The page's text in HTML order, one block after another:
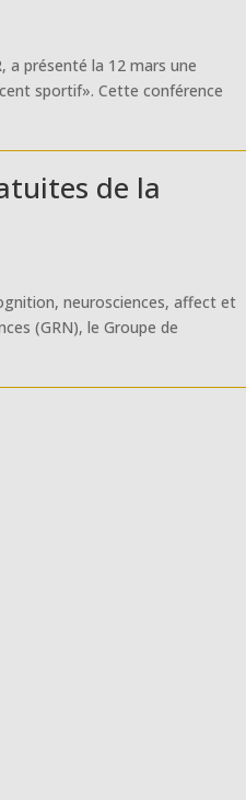
a présenté la 12 mars une
sportif». Cette conférence
de la
neurosciences, affect et
(GRN), le Groupe de